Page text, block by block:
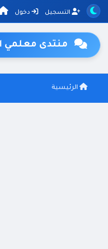
التسجيل دخول
منتدى معلمي
الرئيسية